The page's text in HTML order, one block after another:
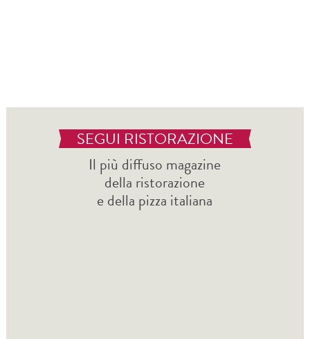
SEGUI RISTORAZIONE
Il più diffuso magazine
della ristorazione
e della pizza italiana